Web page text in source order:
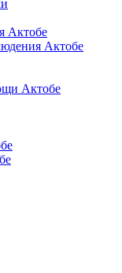
Актобе
Актобе
Актобе